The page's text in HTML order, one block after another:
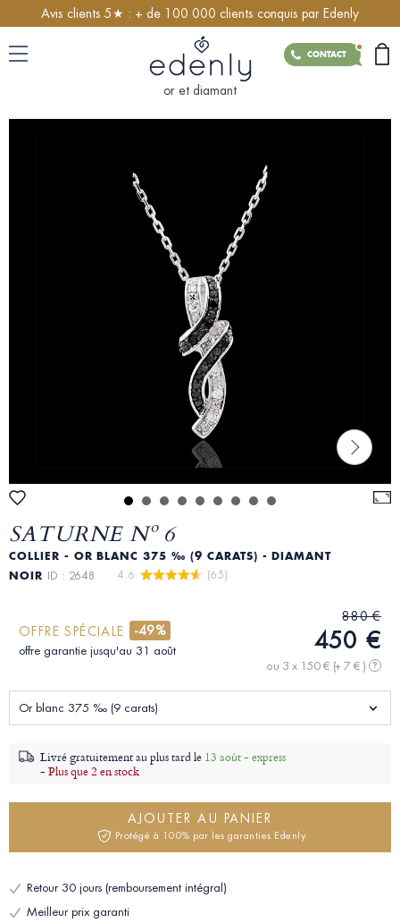
Avis clients 5★ : + de 100 000 clients conquis par Edenly
CONTACT
or et diamant
SATURNE Nº 6
COLLIER - OR BLANC 375 ‰ (9 CARATS) - DIAMANT
NOIR ID : 2648 4.6 (65)
OFFRE SPÉCIALE -49%
offre garantie jusqu'au 31 août
880 €
450 €
ou 3 x 150 € (+ 7 € ) ?
Or blanc 375 ‰ (9 carats)
Livré gratuitement au plus tard le 13 août - express
-Plus que 2 en stock
AJOUTER AU PANIER
Protégé à 100% par les garanties Edenly
Retour 30 jours (remboursement intégral)
Meilleur prix garanti